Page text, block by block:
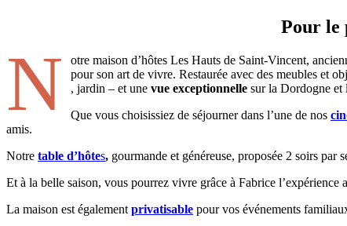
Pour le
N otre maison d’hôtes Les Hauts de Saint-Vincent,
pour son art de vivre. Restaurée avec des meubles et
, jardin – et une vue exceptionnelle sur la Dordogne et
Que vous choisissiez de séjourner dans l’une de nos
amis.
Notre table d’hôtes, gourmande et généreuse, proposée 2 soirs par
Et à la belle saison, vous pourrez vivre grâce à Fabrice l’expérience
La maison est également privatisable pour vos événements